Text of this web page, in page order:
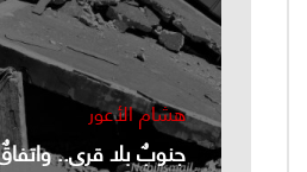
هشام الأعور
جنوبٌ بلا قرى..